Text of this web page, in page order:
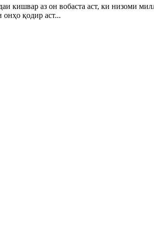
аз он вобаста аст, ки низоми
қодир аст...